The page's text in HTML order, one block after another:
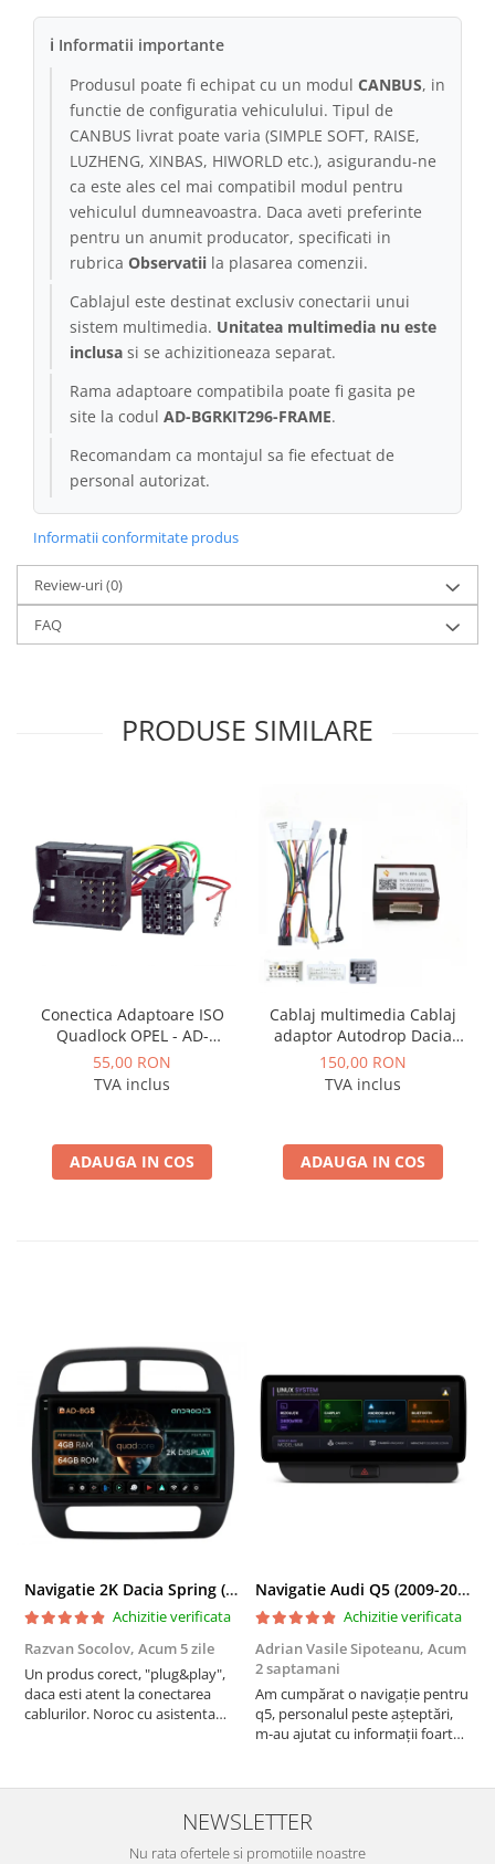
ℹ Informatii importante
Produsul poate fi echipat cu un modul CANBUS, in
functie de configuratia vehiculului. Tipul de
CANBUS livrat poate varia (SIMPLE SOFT, RAISE,
LUZHENG, XINBAS, HIWORLD etc.), asigurandu-ne
ca este ales cel mai compatibil modul pentru
vehiculul dumneavoastra. Daca aveti preferinte
pentru un anumit producator, specificati in
rubrica Observatii la plasarea comenzii.
Cablajul este destinat exclusiv conectarii unui
sistem multimedia. Unitatea multimedia nu este
inclusa si se achizitioneaza separat.
Rama adaptoare compatibila poate fi gasita pe
site la codul AD-BGRKIT296-FRAME.
Recomandam ca montajul sa fie efectuat de
personal autorizat.
Informatii conformitate produs
Review-uri(0)
FAQ
PRODUSE SIMILARE
Conectica Adaptoare ISO
Quadlock OPEL - AD-
ISOOPEL
55,00 RON
TVA inclus
ADAUGA IN COS
Cablaj multimedia Cablaj
adaptor Autodrop Dacia
Logan / Sandero pentru
Navigatii multimedia
150,00 RON
TVA inclus
ADAUGA IN COS
Navigatie 2K Dacia Spring (2021- Prezent), Android, S-Quadcore / 4GB RAM + 64GB ROM, 9.5 Inch - AD-BGS90042K+AD-BGRKIT366V4s
Achizitie verificata
Razvan Socolov, Acum 5 zile
Un produs corect, "plug&play",
daca esti atent la conectarea
cablurilor. Noroc cu asistenta
atras atentia ca nu era conectat
cablul de video de la camera
Navigatie Audi Q5 (2009-2017), Linux OS & OEM, MMI 3G, CarPlay & Android Auto Wireless, MirrorLink, Camera AHD, 12.3 Inch - AD-BGAALNXH+AD-BGRKITQ5002
Achizitie verificata
Adrian Vasile Sipoteanu, Acum
2 saptamani
Am cumpărat o navigație pentru
q5, personalul peste așteptări,
m-au ajutat cu informații foarte
serviabili, livrare rapidă, suport
tehnic, totul impecabil, o să revin
la ei și pentru vi...
NEWSLETTER
Nu rata ofertele si promotiile noastre